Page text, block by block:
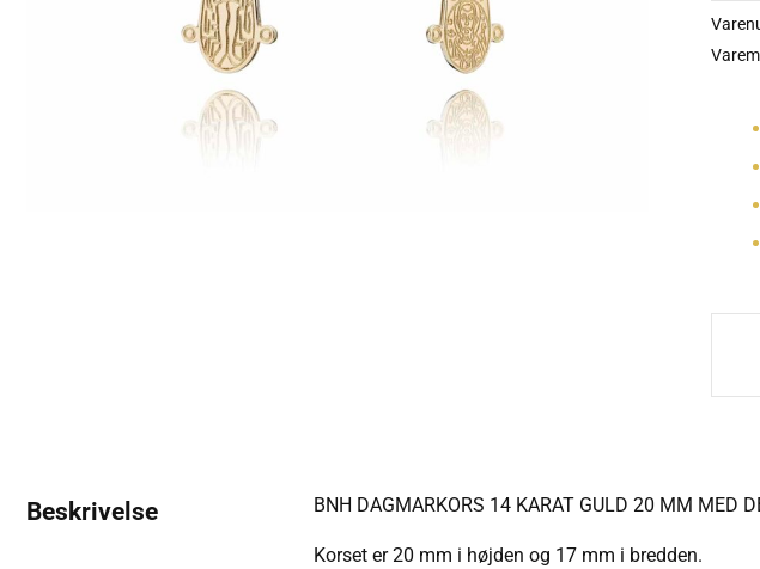
antal
Beskrivelse BNH DAGMARKORS 14 KARAT GULD 20 MM MED
Korset er 20 mm i højden og 17 mm i bredden.